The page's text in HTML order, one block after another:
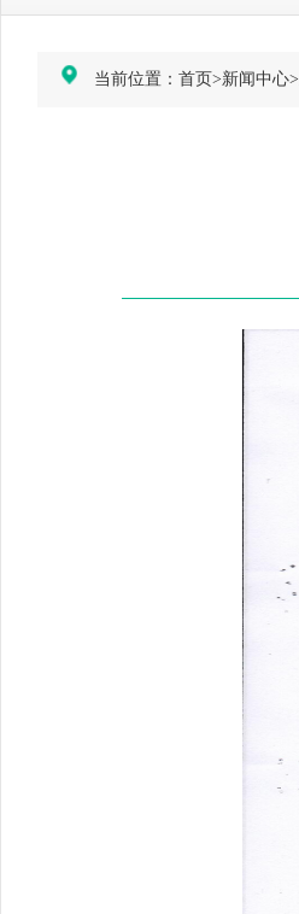
当前位置： 首页>新闻中心>